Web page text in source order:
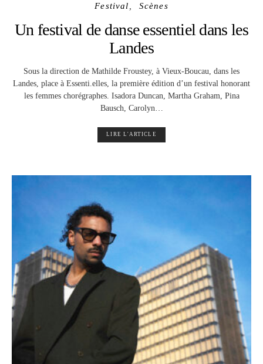
Festival Scènes
Un festival de danse essentiel dans les
Landes
Sous la direction de Mathilde Froustey, à Vieux-Boucau, dans les
Landes, place à Essenti.elles, la première édition d’un festival honorant
les femmes chorégraphes. Isadora Duncan, Martha Graham, Pina
Bausch, Carolyn…
LIRE L'ARTICLE